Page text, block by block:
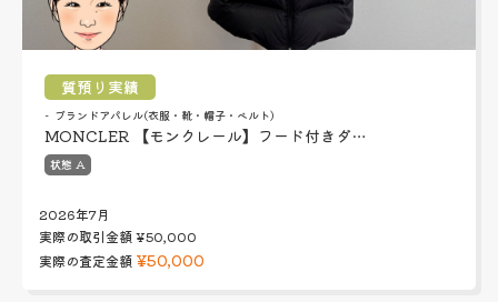
質預り実績
ブランドアパレル(衣服・靴・帽子・ベルト)
MONCLER 【モンクレール】フード付きダ…
状態 A
2026年7月
実際の取引金額¥50,000
実際の査定金額 ¥50,000